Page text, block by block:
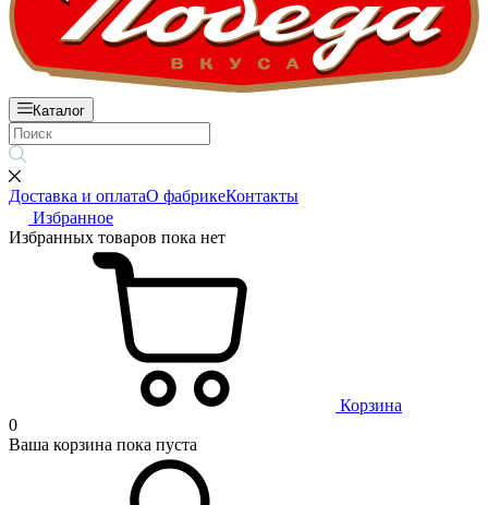
Каталог
Доставка и оплатаО фабрикеКонтакты
Избранное
Избранных товаров пока нет
Корзина
0
Ваша корзина пока пуста